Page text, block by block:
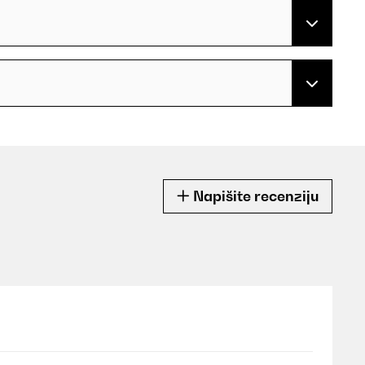
Napišite recenziju